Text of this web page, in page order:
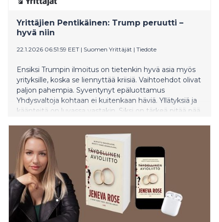
Yrittäjien Pentikäinen: Trump peruutti –
hyvä niin
22.1.2026 06:51:59 EET | Suomen Yrittäjät | Tiedote
Ensiksi Trumpin ilmoitus on tietenkin hyvä asia myös
yrityksille, koska se liennyttää kriisiä. Vaihtoehdot olivat
paljon pahempia. Syventynyt epäluottamus
Yhdysvaltoja kohtaan ei kuitenkaan häviä. Yllätyksiä ja
käänteitä on luvassa vastakin. Siksi on tärkeä pitää pää
markkinoita muualta maailmasta, Suomen Yrittäjien
toimitusjohtaja Mikael Pentikäinen kirjoittaa
blogissaan.